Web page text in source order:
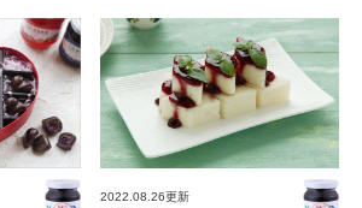
2022.08.26更新